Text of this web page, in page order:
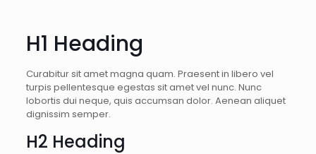
H1 Heading
Curabitur sit amet magna quam. Praesent in libero vel
turpis pellentesque egestas sit amet vel nunc. Nunc
lobortis dui neque, quis accumsan dolor. Aenean aliquet
dignissim semper.
H2 Heading